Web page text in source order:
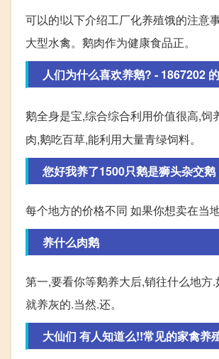
可以的!以下介绍工厂化养殖饿的注
大型水禽。鹅肉作为健康食品正。
人们为什么喜欢养鹅? - 1867202
鹅全身是宝,综合综合利用价值很高,饲
肉,鹅吃百草,能利用大量青绿饲料。
您好我养了1500只鹅是狮头杂交
每个地方的价格不同 如果你想卖在当
养什么肉鹅
第一,要看你等鹅养大后,销往什么地
就养灰的.当然.还。
大仙们 有人知道么!!常见的家禽养